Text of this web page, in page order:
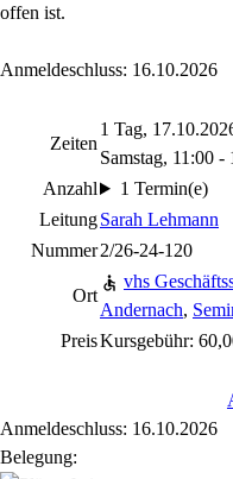
offen ist.
Anmeldeschluss: 16.10.2026
Zeiten
1 Tag,
Samstag, 11:00
Anzahl
1 Termin(e)
LeitungSarah Lehmann
Nummer2/26-24-120
Ort
vhs
Andernach,
PreisKursgebühr:
Anmeldeschluss: 16.10.2026
Belegung: